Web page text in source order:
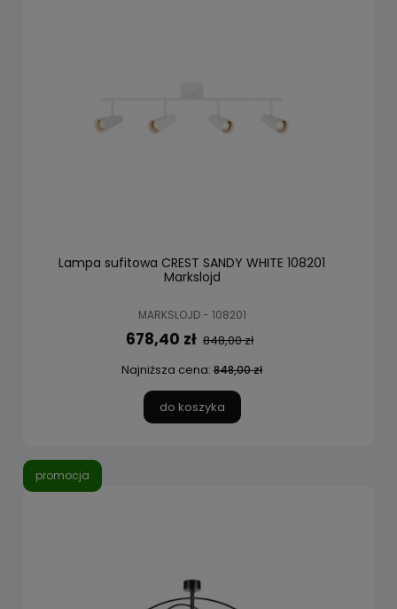
Lampa sufitowa CREST SANDY WHITE 108201
Markslojd
MARKSLOJD - 108201
678,40 zł 848,00 zł
Najniższa cena: 848,00 zł
do koszyka
promocja